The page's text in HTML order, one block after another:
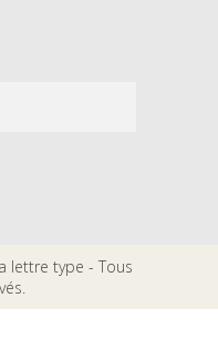
lettre type - Tous